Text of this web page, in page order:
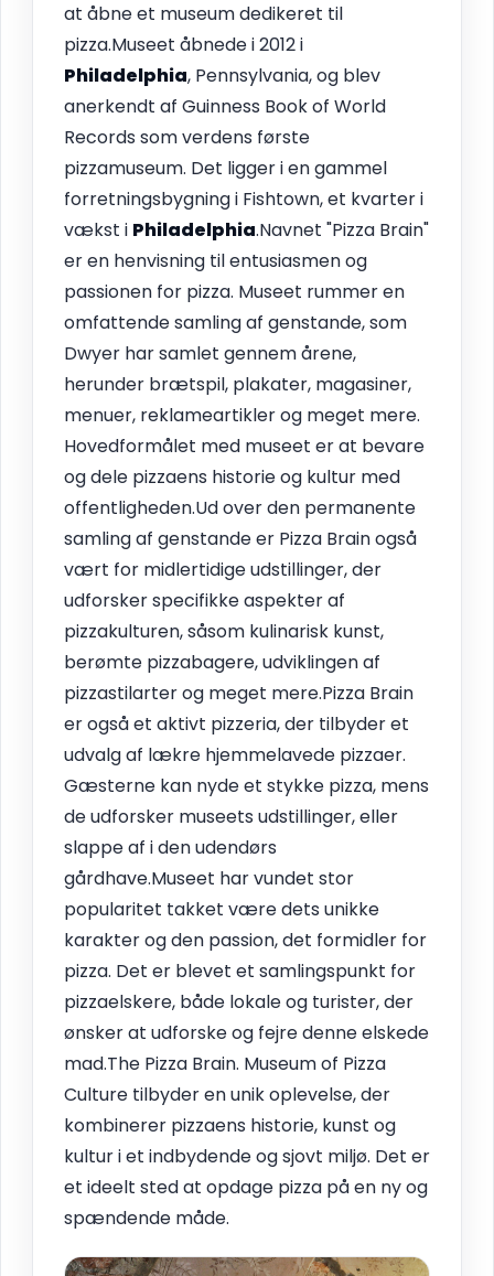
at åbne et museum dedikeret til
pizza.Museet åbnede i 2012 i
Philadelphia, Pennsylvania, og blev
anerkendt af Guinness Book of World
Records som verdens første
pizzamuseum. Det ligger i en gammel
forretningsbygning i Fishtown, et kvarter i
vækst i Philadelphia.Navnet "Pizza Brain"
er en henvisning til entusiasmen og
passionen for pizza. Museet rummer en
omfattende samling af genstande, som
Dwyer har samlet gennem årene,
herunder brætspil, plakater, magasiner,
menuer, reklameartikler og meget mere.
Hovedformålet med museet er at bevare
og dele pizzaens historie og kultur med
offentligheden.Ud over den permanente
samling af genstande er Pizza Brain også
vært for midlertidige udstillinger, der
udforsker specifikke aspekter af
pizzakulturen, såsom kulinarisk kunst,
berømte pizzabagere, udviklingen af
pizzastilarter og meget mere.Pizza Brain
er også et aktivt pizzeria, der tilbyder et
udvalg af lækre hjemmelavede pizzaer.
Gæsterne kan nyde et stykke pizza, mens
de udforsker museets udstillinger, eller
slappe af i den udendørs
gårdhave.Museet har vundet stor
popularitet takket være dets unikke
karakter og den passion, det formidler for
pizza. Det er blevet et samlingspunkt for
pizzaelskere, både lokale og turister, der
ønsker at udforske og fejre denne elskede
mad.The Pizza Brain. Museum of Pizza
Culture tilbyder en unik oplevelse, der
kombinerer pizzaens historie, kunst og
kultur i et indbydende og sjovt miljø. Det er
et ideelt sted at opdage pizza på en ny og
spændende måde.